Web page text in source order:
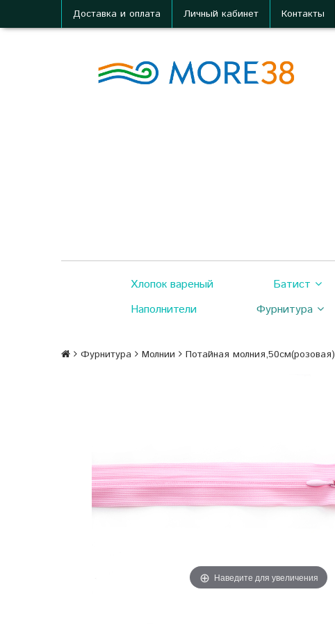
Доставка и оплата Личный кабинет Контакты
Хлопок вареный Батист
Наполнители
Фурнитура
Фурнитура Молнии Потайная молния,50см(розовая)
Наведите для увеличения